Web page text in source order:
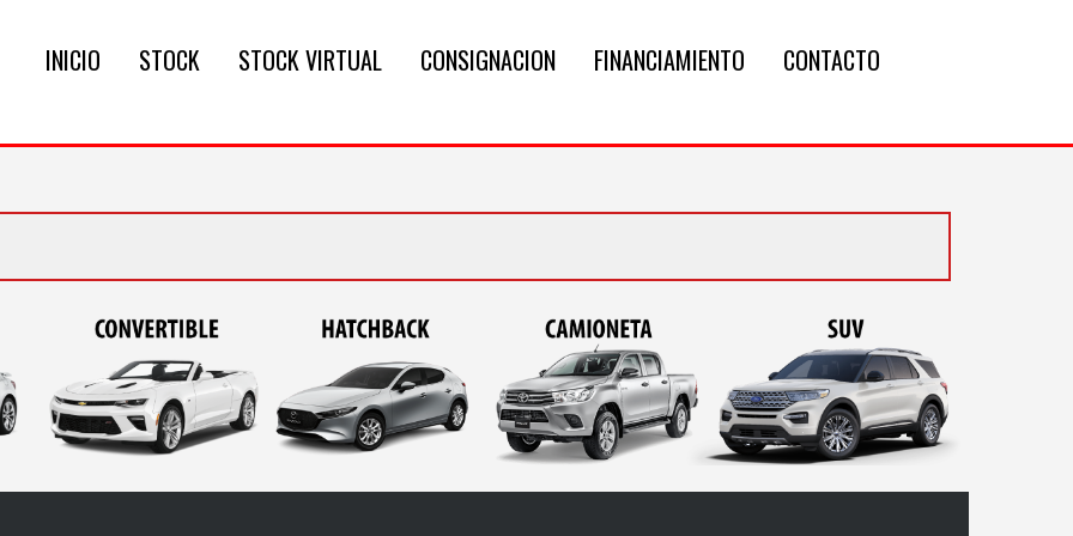
INICIO STOCK STOCK VIRTUAL CONSIGNACION FINANCIAMIENTO CONTACTO